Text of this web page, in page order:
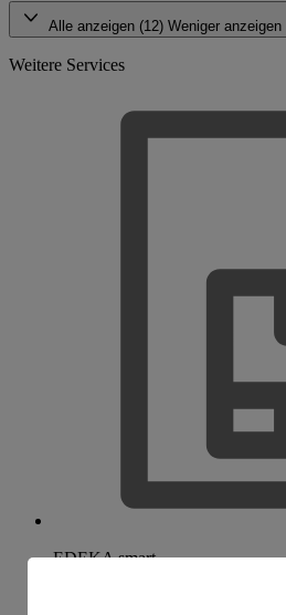
Alle anzeigen (12) Weniger anzeigen
Weitere Services
EDEKA smart